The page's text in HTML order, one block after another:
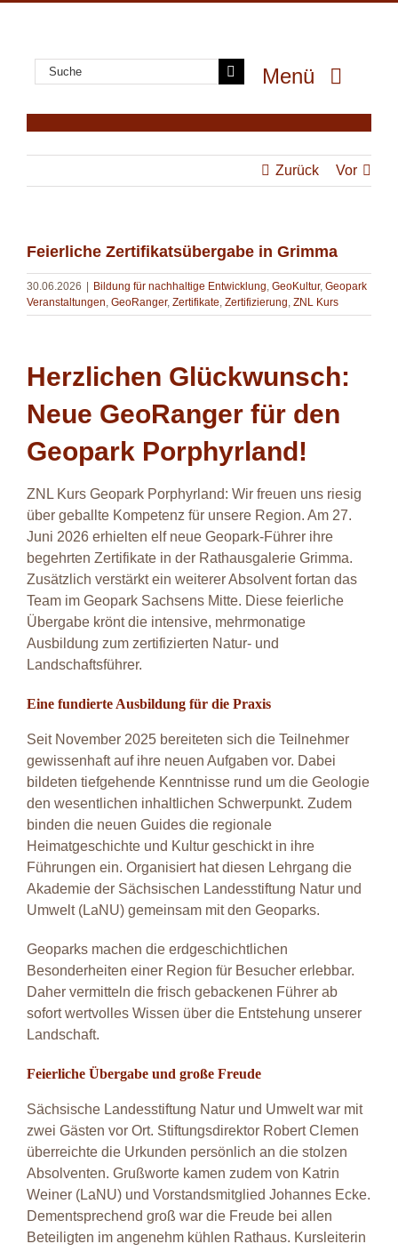
Suche
nach:
Menü
GeoPark
GeoErlebnis
GeoGenuss
MultiMedia
Zurück Vor
Feierliche Zertifikatsübergabe in Grimma
30.06.2026 | Bildung für nachhaltige Entwicklung GeoKultur, Geopark
Veranstaltungen GeoRanger, Zertifikate Zertifizierung ZNL Kurs
Herzlichen Glückwunsch:
Neue GeoRanger für den
Geopark Porphyrland!
ZNL Kurs Geopark Porphyrland: Wir freuen uns riesig
über geballte Kompetenz für unsere Region. Am 27.
Juni 2026 erhielten elf neue Geopark-Führer ihre
begehrten Zertifikate in der Rathausgalerie Grimma.
Zusätzlich verstärkt ein weiterer Absolvent fortan das
Team im Geopark Sachsens Mitte. Diese feierliche
Übergabe krönt die intensive, mehrmonatige
Ausbildung zum zertifizierten Natur- und
Landschaftsführer.
Eine fundierte Ausbildung für die Praxis
Seit November 2025 bereiteten sich die Teilnehmer
gewissenhaft auf ihre neuen Aufgaben vor. Dabei
bildeten tiefgehende Kenntnisse rund um die Geologie
den wesentlichen inhaltlichen Schwerpunkt. Zudem
binden die neuen Guides die regionale
Heimatgeschichte und Kultur geschickt in ihre
Führungen ein. Organisiert hat diesen Lehrgang die
Akademie der Sächsischen Landesstiftung Natur und
Umwelt (LaNU) gemeinsam mit den Geoparks.
Geoparks machen die erdgeschichtlichen
Besonderheiten einer Region für Besucher erlebbar.
Daher vermitteln die frisch gebackenen Führer ab
sofort wertvolles Wissen über die Entstehung unserer
Landschaft.
Feierliche Übergabe und große Freude
Sächsische Landesstiftung Natur und Umwelt war mit
zwei Gästen vor Ort. Stiftungsdirektor Robert Clemen
überreichte die Urkunden persönlich an die stolzen
Absolventen. Grußworte kamen zudem von Katrin
Weiner (LaNU) und Vorstandsmitglied Johannes Ecke.
Dementsprechend groß war die Freude bei allen
Beteiligten im angenehm kühlen Rathaus. Kursleiterin